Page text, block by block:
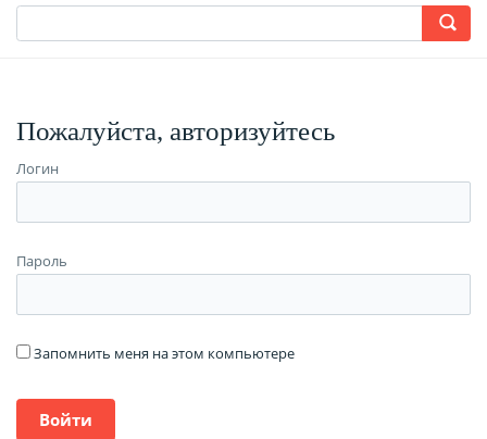
Пожалуйста, авторизуйтесь
Логин
Пароль
Запомнить меня на этом компьютере